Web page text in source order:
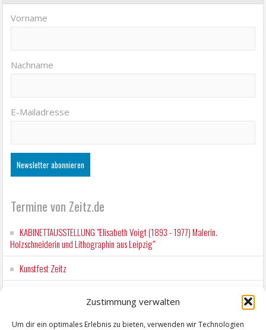
Zustimmung verwalten
Um dir ein optimales Erlebnis zu bieten, verwenden wir Technologien
Vorname
Nachname
E-Mailadresse
Termine von Zeitz.de
KABINETTAUSSTELLUNG "Elisabeth Voigt (1893 - 1977) Malerin.
Holzschneiderin und Lithographin aus Leipzig"
Kunstfest Zeitz